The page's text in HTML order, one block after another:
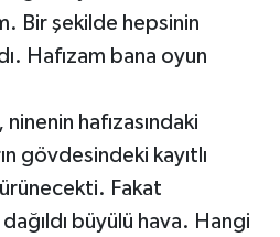
Bir şekilde hepsinin
Hafızam bana oyun
hafızasındaki
gövdesindeki kayıtlı
Fakat
dağıldı büyülü hava. Hangi